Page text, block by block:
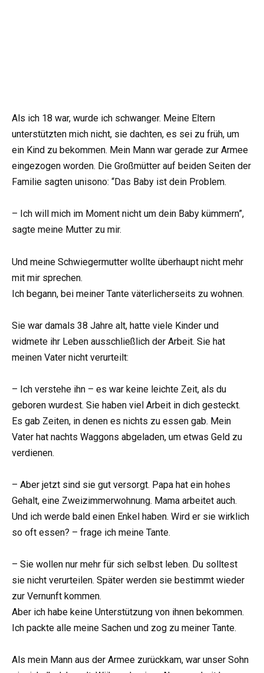
Als ich 18 war, wurde ich schwanger. Meine Eltern
unterstützten mich nicht, sie dachten, es sei zu früh, um
ein Kind zu bekommen. Mein Mann war gerade zur Armee
eingezogen worden. Die Großmütter auf beiden Seiten der
Familie sagten unisono: “Das Baby ist dein Problem.
– Ich will mich im Moment nicht um dein Baby kümmern”,
sagte meine Mutter zu mir.
Und meine Schwiegermutter wollte überhaupt nicht mehr
mit mir sprechen.
Ich begann, bei meiner Tante väterlicherseits zu wohnen.
Sie war damals 38 Jahre alt, hatte viele Kinder und
widmete ihr Leben ausschließlich der Arbeit. Sie hat
meinen Vater nicht verurteilt:
– Ich verstehe ihn – es war keine leichte Zeit, als du
geboren wurdest. Sie haben viel Arbeit in dich gesteckt.
Es gab Zeiten, in denen es nichts zu essen gab. Mein
Vater hat nachts Waggons abgeladen, um etwas Geld zu
verdienen.
– Aber jetzt sind sie gut versorgt. Papa hat ein hohes
Gehalt, eine Zweizimmerwohnung. Mama arbeitet auch.
Und ich werde bald einen Enkel haben. Wird er sie wirklich
so oft essen? – frage ich meine Tante.
– Sie wollen nur mehr für sich selbst leben. Du solltest
sie nicht verurteilen. Später werden sie bestimmt wieder
zur Vernunft kommen.
Aber ich habe keine Unterstützung von ihnen bekommen.
Ich packte alle meine Sachen und zog zu meiner Tante.
Als mein Mann aus der Armee zurückkam, war unser Sohn